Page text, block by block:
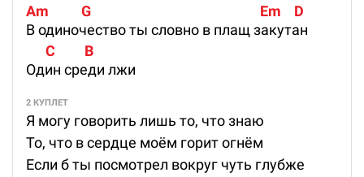
Am          G                                                    Em    D
В одиночество ты словно в плащ закутан
      C         B
Один среди лжи
2 КУПЛЕТ
Я могу говорить лишь то, что знаю
То, что в сердце моём горит огнём
Если б ты посмотрел вокруг чуть глубже